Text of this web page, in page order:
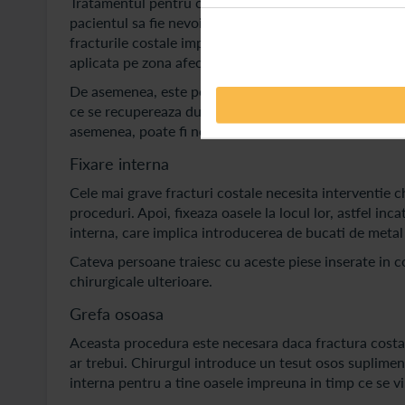
pacientul sa fie nevoit sa ramana in spital daca
fracturile costale implica odihna, aplicarea pungilor
aplicata pe zona afectata timp de peste 20 de
De asemenea, este posibil sa fie nevoie ca
ce se recupereaza dupa o fractura costala. Acest
asemenea, poate fi nevoie de tratamente
Fixare interna
Cele mai grave fracturi costale necesita interventie
proceduri. Apoi, fixeaza oasele la locul lor, astfel
interna, care implica introducerea de bucati de metal
Cateva persoane traiesc cu aceste piese inserate
chirurgicale ulterioare.
Grefa osoasa
Aceasta procedura este necesara daca fractura
ar trebui. Chirurgul introduce un tesut osos
interna pentru a tine oasele impreuna in timp ce se